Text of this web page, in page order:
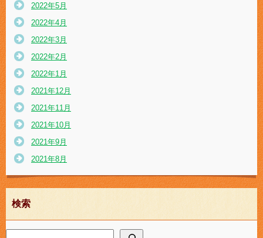
2022年5月
2022年4月
2022年3月
2022年2月
2022年1月
2021年12月
2021年11月
2021年10月
2021年9月
2021年8月
検索